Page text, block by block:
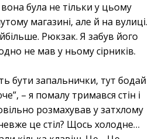
була не тільки у цьому
магазині, але й на вулиці.
Рюкзак. Я забув його
не мав у ньому сірників.
бути запальнички, тут бодай
– я помалу тримався стін і
розмахував у затхлому
це стіл? Щось холодне…